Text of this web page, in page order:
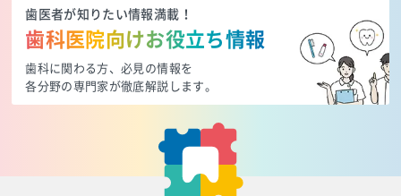
歯医者が知りたい情報満載！
歯科医院向けお役立ち情報
歯科に関わる方、必見の情報を
各分野の専門家が徹底解説します。